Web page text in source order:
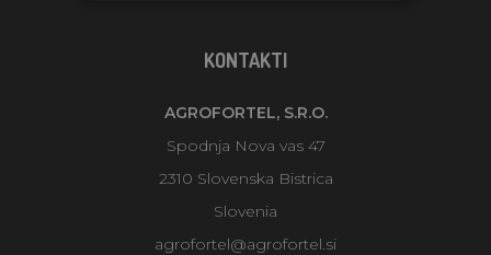
KONTAKTI
AGROFORTEL, S.R.O.
Spodnja Nova vas 47
2310 Slovenska Bistrica
Slovenia
agrofortel@agrofortel.si